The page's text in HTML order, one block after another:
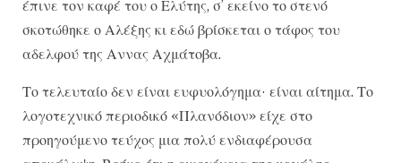
έπινε τον καφέ του ο Ελύτης, σ’ εκείνο το στενό
σκοτώθηκε ο Αλέξης κι εδώ βρίσκεται ο τάφος του
αδελφού της Αννας Αχμάτοβα.
Το τελευταίο δεν είναι ευφυολόγημα· είναι αίτημα. Το
λογοτεχνικό περιοδικό «Πλανόδιον» είχε στο
προηγούμενο τεύχος μια πολύ ενδιαφέρουσα